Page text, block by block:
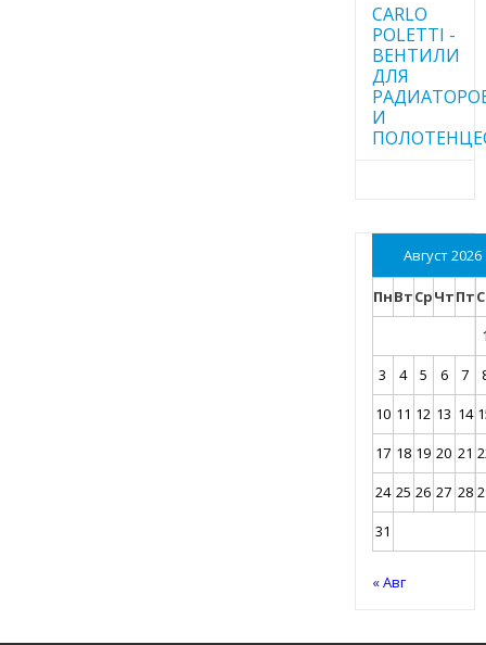
CARLO
POLETTI -
ВЕНТИЛИ
ДЛЯ
И
Август 2026
ПнВтСрЧтПт
3
4 5 6 7
10 11 12 13 14
17 18 19 20 21
24 25 26 27 28
31
« Авг